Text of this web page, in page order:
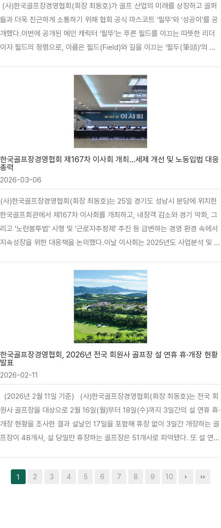
(사)한국골프장경영협회(회장 최동호)가 골프 산업의 미래를 상징하고 골퍼
들과 더욱 친근하게 소통하기 위해 협회 공식 마스코트 ‘필뚜’와 ‘성공이’를 공
개했다.이번에 공개된 메인 캐릭터 ‘필뚜’는 푸른 필드를 이끄는 따뜻한 리더
이자 필드의 정령으로, 이름은 필드(Field)와 길을 이끄는 ‘필두(筆頭)’의 의
집약해 형상화한 것이 특징이다. 페어웨이와 그린,러프의 푸르름을 담은 몸체
에 벙커와 워터해저드 등 골프 코스의 리스크와 도전 요소를 디자인 모티브로
활용하해 골퍼들이 마주하는 필드의 모든 순간을 상징적으로 표현했다.함께
공개된 ‘성공이’는 ‘목표를 이루도록 돕는 작지만 강한 조력자인 대지의 정령이
다. 필뚜가 필드를 걸으며 길을 만들면, 성공이는 그 길의 끝인 목적지에 머리
위의 깃발을 흔들며 방향을 알려준다. ‘성공은 속도가 아니라 방향’이라는 가
치를 담은 성공이는 결과만큼이나 과정의 소중함을 일깨…
한국골프장경영협회 제167차 이사회 개최…세제 개선 및 노동입법 대응
총력
2026-03-06
(사)한국골프장경영협회(회장 최동호)는 25일 경기도 성남시 분당에 위치한
한국골프회관에서 제167차 이사회를 개최하고, 내장객 감소와 경기 악화, 그
리고 '노란봉투법' 시행 및 '근로자추정제' 추진 등 급변하는 경영 환경 속에서
지속성장을 위한 대응책을 논의했다.이날 이사회는 2025년도 사업분석 및 회
사 후보자에는 전문성 강화 측면에서 심규열 한국잔디연구소 소장이 지명돼
이사회 동의를 거쳐 2026년 5월 1일부터 새로운 임기를 시작할 예정이다.또
한 회원제 골프장의 과도한 세 부담 완화방안을 모색하는 전담기구인 ‘재산세
중과세율 인하 추진 협의회’와 ‘개별소비세 폐지 추진 협의회’ 운영(안)을 승인
했다.또 50년 이상 유지된 낡은 ‘사치성 재산’ 분류 기준을 개선하고, 이용자
부담 경감을 위한 입법 활동을 체계적이고 신속하게 추진하기 위해 회원사 대
표들이 참여하는 전담 협의회를 설치하기로 의견을 모았다.…
한국골프장경영협회, 2026년 전국 회원사 골프장 설 연휴 휴·개장 현황
발표
2026-02-11
원사 골프장을 대상으로 2월 16일(월)부터 18일(수)까지 3일간의 설 연휴 휴·
개장 현황을 조사한 결과 설날인 17일을 포함해 휴장 없이 3일간 개장하는 골
프장이 48개사, 설 당일만 휴장하는 골프장은 51개사로 파악됐다. 또 설 연휴
골프장을 예약할 때 확인이 필요하다. 추가로 파악되는 정보는 협회 홈페이지
1 2 3 4 5 6 7 8 9 10